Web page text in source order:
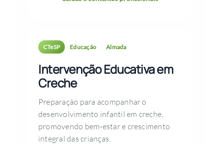
CTeSP Educação Almada
Intervenção Educativa em
Creche
Preparação para acompanhar o
desenvolvimento infantil em creche,
promovendo bem-estar e crescimento
integral das crianças.